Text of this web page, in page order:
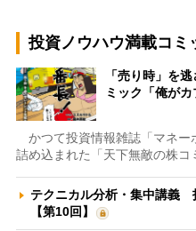
投資ノウハウ満載コミ
「売り時」を
ミック「俺がカ
かつて投資情報雑誌「マネー
詰め込まれた「天下無敵の株
テクニカル分析・集中講義
【第10回】